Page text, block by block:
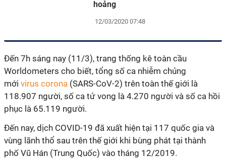
hoảng
12/03/2020 07:48
Đến 7h sáng nay (11/3), trang thống kê toàn cầu
Worldometers cho biết, tổng số ca nhiễm chủng
mới virus corona (SARS-CoV-2) trên toàn thế giới là
118.907 người, số ca tử vong là 4.270 người và số ca hồi
phục là 65.119 người.
Đến nay, dịch COVID-19 đã xuất hiện tại 117 quốc gia và
vùng lãnh thổ sau trên thế giới khi bùng phát tại thành
phố Vũ Hán (Trung Quốc) vào tháng 12/2019.